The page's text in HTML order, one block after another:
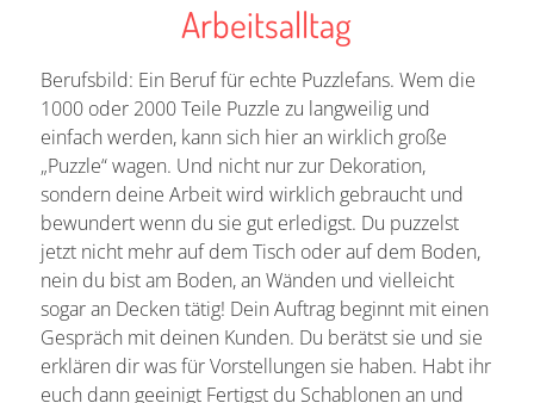
Arbeitsalltag
Berufsbild: Ein Beruf für echte Puzzlefans. Wem die
1000 oder 2000 Teile Puzzle zu langweilig und
einfach werden, kann sich hier an wirklich große
„Puzzle“ wagen. Und nicht nur zur Dekoration,
sondern deine Arbeit wird wirklich gebraucht und
bewundert wenn du sie gut erledigst. Du puzzelst
jetzt nicht mehr auf dem Tisch oder auf dem Boden,
nein du bist am Boden, an Wänden und vielleicht
sogar an Decken tätig! Dein Auftrag beginnt mit einen
Gespräch mit deinen Kunden. Du berätst sie und sie
erklären dir was für Vorstellungen sie haben. Habt ihr
euch dann geeinigt Fertigst du Schablonen an und